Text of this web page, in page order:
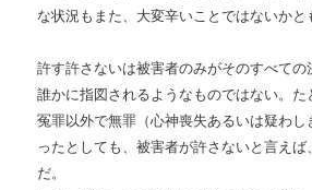
な状況もまた、大変辛いことではないかと
許す許さないは被害者のみがそのすべての
誰かに指図されるようなものではない。た
冤罪以外で無罪（心神喪失あるいは疑わし
ったとしても、被害者が許さないと言え
だ。